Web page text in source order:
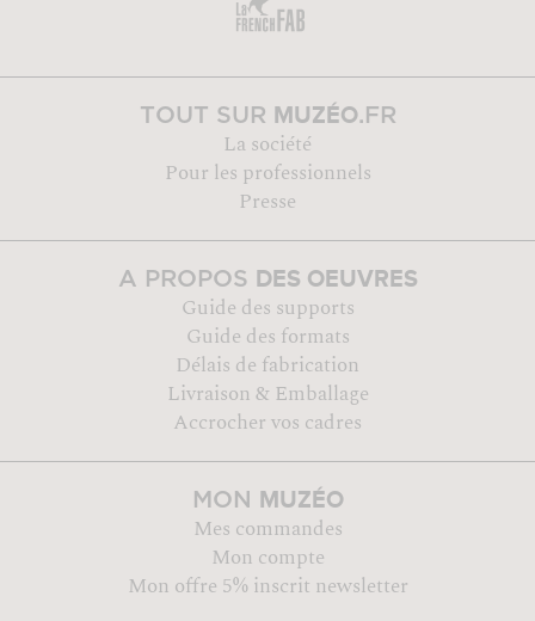
TOUT SUR MUZÉO.FR
La société
Pour les professionnels
Presse
A PROPOS DES OEUVRES
Guide des supports
Guide des formats
Délais de fabrication
Livraison & Emballage
Accrocher vos cadres
MON MUZÉO
Mes commandes
Mon compte
Mon offre 5% inscrit newsletter